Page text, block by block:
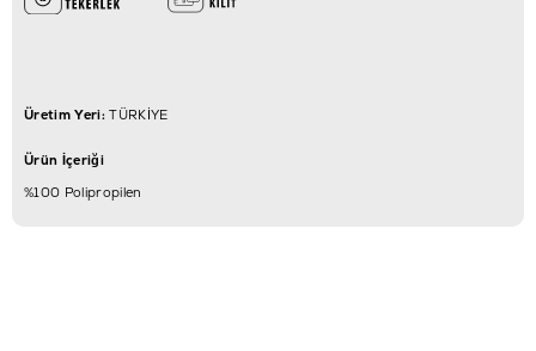
Üretim Yeri:TÜRKİYE
Ürün İçeriği
%100 Polipropilen